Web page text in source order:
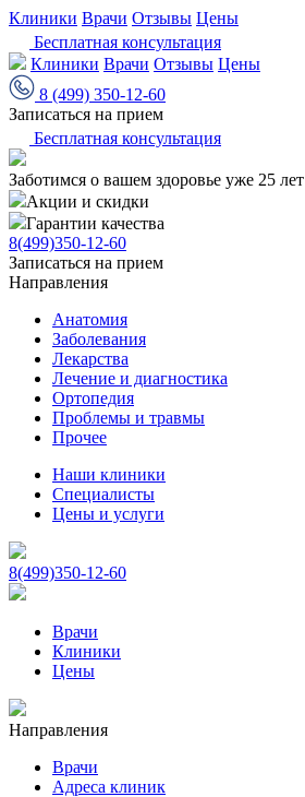
Клиники Врачи Отзывы Цены
Бесплатная консультация
Клиники Врачи Отзывы Цены
8 (499) 350-12-60
Записаться на прием
Бесплатная консультация
Заботимся о вашем здоровье уже 25 лет
Акции и скидки
Гарантии качества
8(499)350-12-60
Записаться на прием
Направления
Анатомия
Заболевания
Лекарства
Лечение и диагностика
Ортопедия
Проблемы и травмы
Прочее
Наши клиники
Специалисты
Цены и услуги
8(499)350-12-60
Врачи
Клиники
Цены
Направления
Врачи
Адреса клиник